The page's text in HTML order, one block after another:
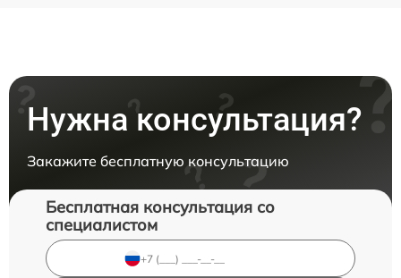
Нужна консультация?
Закажите бесплатную консультацию
Бесплатная консультация со
специалистом